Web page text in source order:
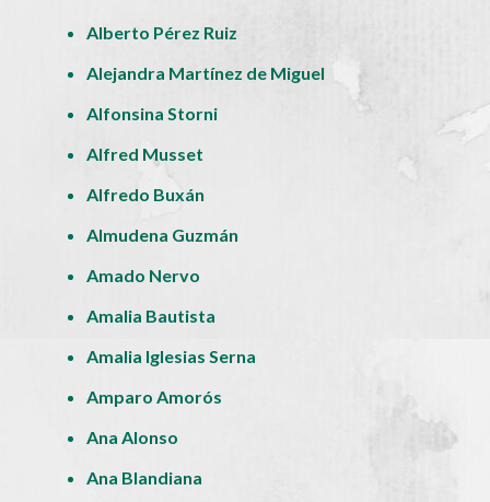
Alberto Pérez Ruiz
Alejandra Martínez de Miguel
Alfonsina Storni
Alfred Musset
Alfredo Buxán
Almudena Guzmán
Amado Nervo
Amalia Bautista
Amalia Iglesias Serna
Amparo Amorós
Ana Alonso
Ana Blandiana